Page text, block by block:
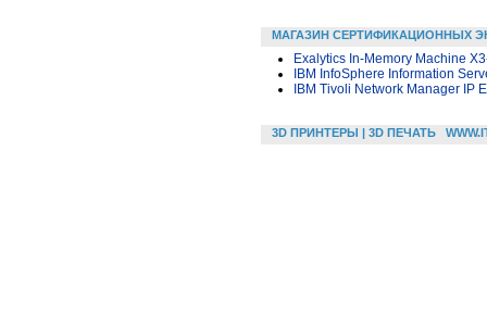
МАГАЗИН СЕРТИФИКАЦИОННЫХ
Exalytics In-Memory Machine
IBM InfoSphere Information
IBM Tivoli Network Manager IP
3D ПРИНТЕРЫ | 3D ПЕЧАТЬ